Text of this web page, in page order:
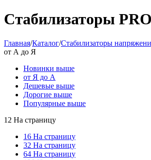
Стабилизаторы
Главная/Каталог/Стабилизаторы
от А до Я
Новинки выше
от Я до А
Дешевые выше
Дорогие выше
Популярные выше
12 На страницу
16 На страницу
32 На страницу
64 На страницу